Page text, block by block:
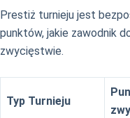
Prestiż turnieju jest
punktów, jakie zawodnik
zwycięstwie.
Typ Turnieju